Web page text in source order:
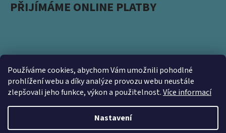
Používáme cookies, abychom Vám umožnili pohodlné
prohlížení webu a díky analýze provozu webu neustále
zlepšovali jeho funkce, výkon a použitelnost.Více informací
Nastavení
PŘIJÍMÁME ONLINE PLATBY
Podpořte s námi přírodu a zapojte se do projektu
Ukliďme Česko. Nevyhazujte použité obaly a přineste
nám je na prodejnu https://www.kamsnim.cz/